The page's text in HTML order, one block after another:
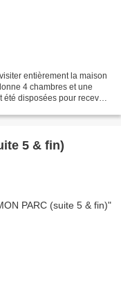
entièrement la maison
4 chambres et une
disposées pour recevoir
5 & fin)